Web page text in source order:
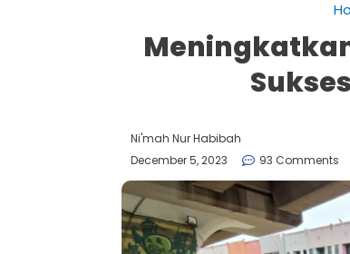
Ni'mah Nur Habibah
December 5, 2023
93 Comments